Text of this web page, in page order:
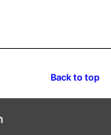
Back to top